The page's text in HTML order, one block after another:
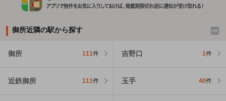
御所近隣の駅から探す
御所 111件 吉野口 1件
近鉄御所 111件 玉手 40件